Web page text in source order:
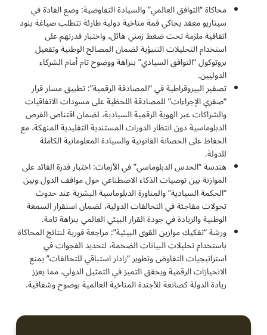
محاكاة “التوافق العالمي” والسيادة التفاوضية: وضع القادة في
سيناريو معقد يحاكي قمة مناخية دولية طارئة تتطلب صياغة بنود
اتفاقية ملزمة تحت ضغط زمني هائل، واختبار قدرتهم على
استخدام التحليلات التنبؤية لضمان المصالح الوطنية وتفعيل
بروتوكول “التوافق السيادي” بنزاهة ووضوح تام أمام الشركاء
الدوليين.
تصفير البيروقراطية في “المصادقة الرقمية”: تطبيق مسار قرار
“صفري الإجراءات” للمصادقة اللحظية على مسودات الاتفاقيات
والشراكات عبر الهوية الرقمية السيادية، لضمان اقتناص الفرص
الدبلوماسية دون انتظار الدورات المستندية التقليدية المنهكة، مع
الحفاظ على الحصانة القانونية والسيادة المعلوماتية الكاملة
للدولة.
هندسة “الحدس الدبلوماسي” في الأزمات: اختبار قدرة القائد على
الموازنة بين توصيات الذكاء الاصطناعي حول مواقف الدول وبين
“الحكمة السيادية” والمناورة الدبلوماسية البشرية عند حدوث
تحولات مفاجئة في التحالفات الدولية، لضمان استقرار السمعة
الوطنية والريادة في جودة القرار البيئي العالمي بنزاهة تامة.
ورشة “تفكيك موازين القوى البيئية”: مراجعة فورية لنتائج المحاكاة
باستخدام تحليلات البيانات الضخمة، لتحديد الفجوات في
استراتيجيات التفاوض وتطوير “رادار استباقي للتحالفات” يمنع
الانحيازات الرقمية ويحقق التميز في التمثيل الدولي، مما يعزز
ريادة الدولة كصانعة للأجندة المناخية العالمية بوضوح وشفافية.